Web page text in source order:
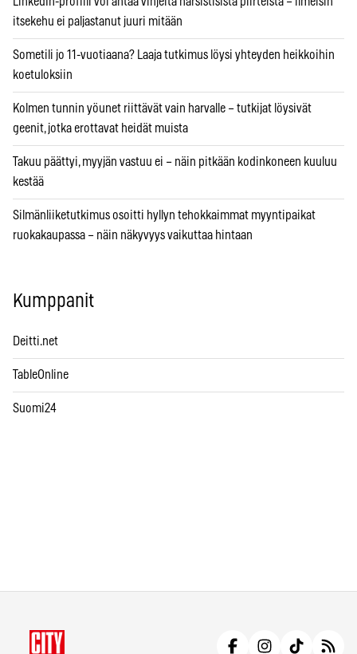
itsekehu ei paljastanut juuri mitään
Sometili jo 11-vuotiaana? Laaja tutkimus löysi yhteyden heikkoihin
koetuloksiin
Kolmen tunnin yöunet riittävät vain harvalle – tutkijat löysivät
geenit, jotka erottavat heidät muista
Takuu päättyi, myyjän vastuu ei – näin pitkään kodinkoneen kuuluu
kestää
Silmänliiketutkimus osoitti hyllyn tehokkaimmat myyntipaikat
ruokakaupassa – näin näkyvyys vaikuttaa hintaan
Kumppanit
Deitti.net
TableOnline
Suomi24